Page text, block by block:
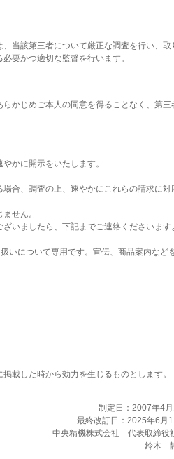
当該第三者について厳正な調査を行い、取
要かつ適切な監督を行います。
かじめご本人の同意を得ることなく、第三
かに開示をいたします。
合、調査の上、速やかにこれらの請求に対
せん。
いましたら、下記までご連絡くださいます
いについて専用です。宣伝、商品案内など
載した時から効力を生じるものとします。
制定日：2007年4月
最終改訂日：2025年6月
中央精機株式会社 代表取締役
鈴木